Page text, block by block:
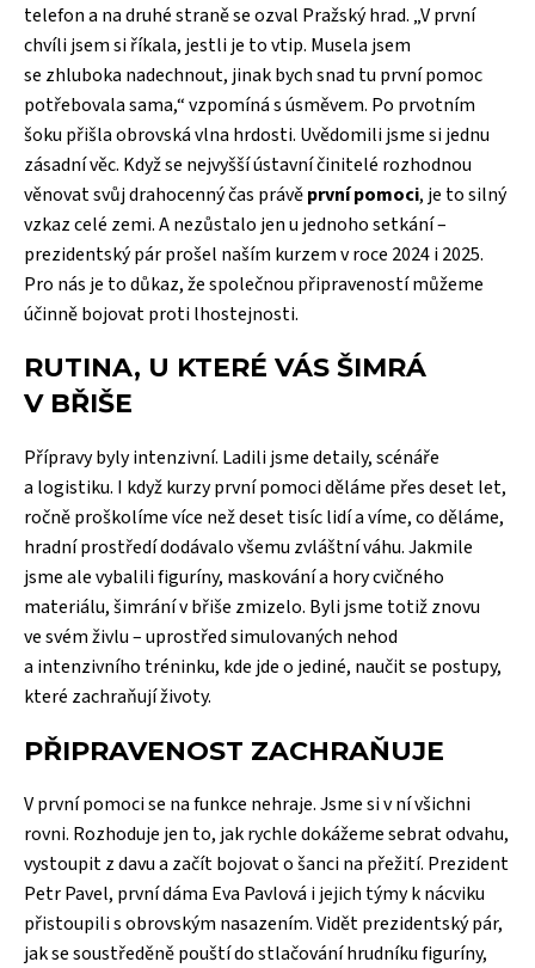
telefon a na druhé straně se ozval Pražský hrad. „V první
chvíli jsem si říkala, jestli je to vtip. Musela jsem
se zhluboka nadechnout, jinak bych snad tu první pomoc
potřebovala sama,“ vzpomíná s úsměvem. Po prvotním
šoku přišla obrovská vlna hrdosti. Uvědomili jsme si jednu
zásadní věc. Když se nejvyšší ústavní činitelé rozhodnou
věnovat svůj drahocenný čas právěprvní pomoci, je to silný
vzkaz celé zemi. A nezůstalo jen u jednoho setkání –
prezidentský pár prošel naším kurzem v roce 2024 i 2025.
Pro nás je to důkaz, že společnou připraveností můžeme
účinně bojovat proti lhostejnosti.
RUTINA, U KTERÉ VÁS ŠIMRÁ
V BŘIŠE
Přípravy byly intenzivní. Ladili jsme detaily, scénáře
a logistiku. I když kurzy první pomoci děláme přes deset let,
ročně proškolíme více než deset tisíc lidí a víme, co děláme,
hradní prostředí dodávalo všemu zvláštní váhu. Jakmile
jsme ale vybalili figuríny, maskování a hory cvičného
materiálu, šimrání v břiše zmizelo. Byli jsme totiž znovu
ve svém živlu – uprostřed simulovaných nehod
a intenzivního tréninku, kde jde o jediné, naučit se postupy,
které zachraňují životy.
PŘIPRAVENOST ZACHRAŇUJE
V první pomoci se na funkce nehraje. Jsme si v ní všichni
rovni. Rozhoduje jen to, jak rychle dokážeme sebrat odvahu,
vystoupit z davu a začít bojovat o šanci na přežití. Prezident
Petr Pavel, první dáma Eva Pavlová i jejich týmy k nácviku
přistoupili s obrovským nasazením. Vidět prezidentský pár,
jak se soustředěně pouští do stlačování hrudníku figuríny,